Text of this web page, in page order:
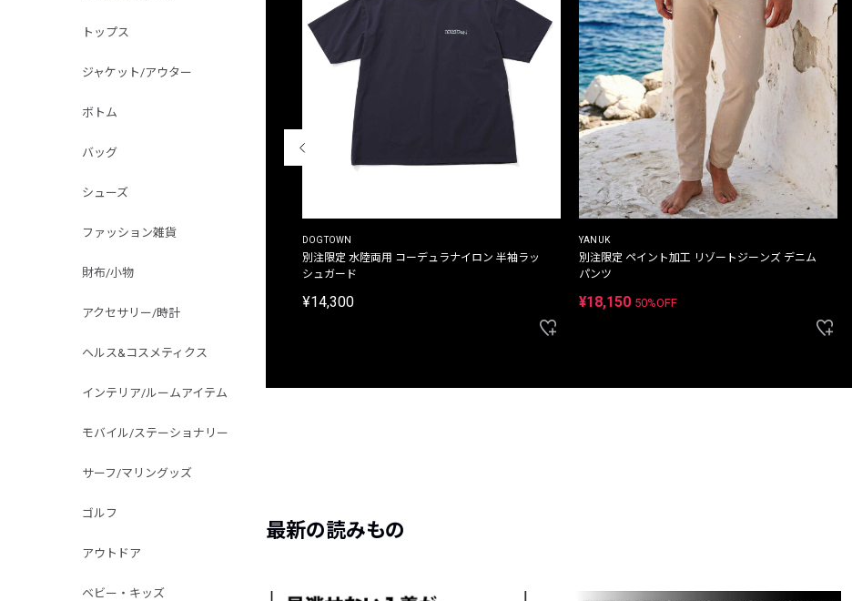
トップス
ジャケット/アウター
ボトム
バッグ
シューズ
ファッション雑貨
財布/小物
アクセサリー/時計
ヘルス&コスメティクス
インテリア/ルームアイテム
モバイル/ステーショナリー
サーフ/マリングッズ
ゴルフ
アウトドア
ベビー・キッズ
THE DUFFER OF ST.GEORGE
プリントTシャツ
DOGTOWN
別注限定 水陸両用 コーデュラナイロン 半袖ラッ
シュガード
¥14,300
YANUK
別注限定 ペイント加工 リゾートジーンズ デニム
パンツ
¥18,150 50%OFF
最新の読みもの